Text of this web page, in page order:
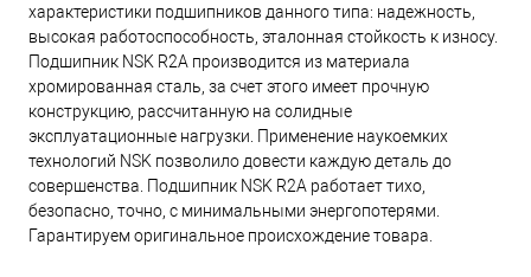
характеристики подшипников данного типа: надежность,
высокая работоспособность, эталонная стойкость к износу.
Подшипник NSK R2A производится из материала
хромированная сталь, за счет этого имеет прочную
конструкцию, рассчитанную на солидные
эксплуатационные нагрузки. Применение наукоемких
технологий NSK позволило довести каждую деталь до
совершенства. Подшипник NSK R2A работает тихо,
безопасно, точно, с минимальными энергопотерями.
Гарантируем оригинальное происхождение товара.